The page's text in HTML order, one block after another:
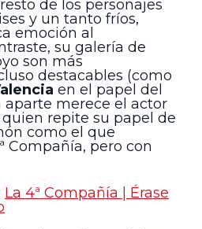
de los personajes
y un tanto fríos,
emoción al
su galería de
son más
destacables (como
en el papel del
aparte merece el actor
repite su papel de
como el que
Compañía, pero con
La 4ª Compañía | Érase